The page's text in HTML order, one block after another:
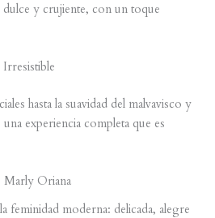
y crujiente, con un toque
Irresistible
hasta la suavidad del malvavisco y
experiencia completa que es
Marly Oriana
feminidad moderna: delicada, alegre